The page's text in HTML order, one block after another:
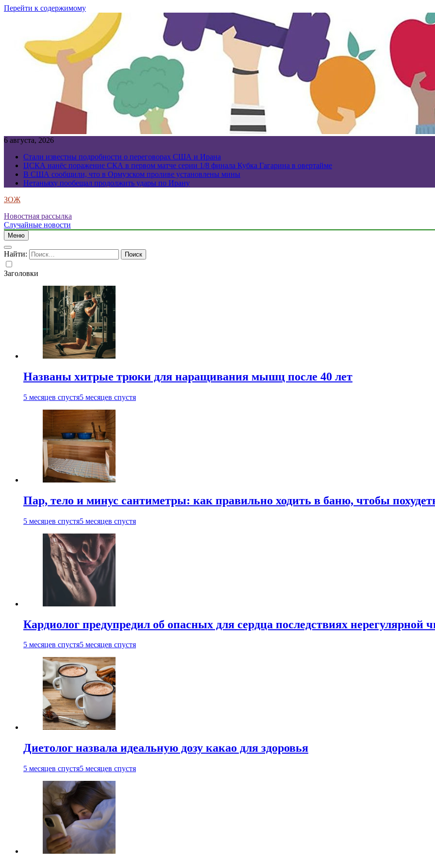
Перейти к содержимому
6 августа, 2026
Стали известны подробности о переговорах США и Ирана
ЦСКА нанёс поражение СКА в первом матче серии 1/8 финала Кубка Гагарина в овертайме
В США сообщили, что в Ормузском проливе установлены мины
Нетаньяху пообещал продолжить удары по Ирану
ЗОЖ
Новостная рассылка
Случайные новости
Меню
Найти:
Заголовки
Названы хитрые трюки для наращивания мышц после 40 лет
5 месяцев спустя5 месяцев спустя
Пар, тело и минус сантиметры: как правильно ходить в баню, чтобы
5 месяцев спустя5 месяцев спустя
Кардиолог предупредил об опасных для сердца последствиях нерегулярной
5 месяцев спустя5 месяцев спустя
Диетолог назвала идеальную дозу какао для здоровья
5 месяцев спустя5 месяцев спустя